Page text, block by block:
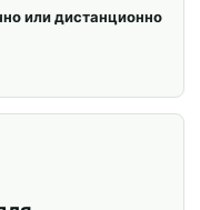
или дистанционно